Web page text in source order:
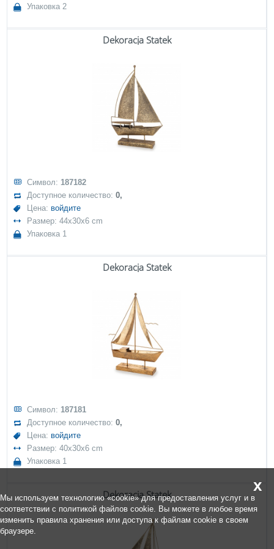
Упаковка 2
Dekoracja Statek
Символ: 187182
Доступное количество:0,
Цена: войдите
Размер: 44x30x6 cm
Упаковка 1
Dekoracja Statek
Символ: 187181
Доступное количество:0,
Цена: войдите
Размер: 40x30x6 cm
Упаковка 1
Dekoracja Statek x
Мы используем технологию «cookie» для предоставления услуг и в
соответствии с политикой файлов cookie. Вы можете в любое время
изменить правила хранения или доступа к файлам cookie в своем
браузере.